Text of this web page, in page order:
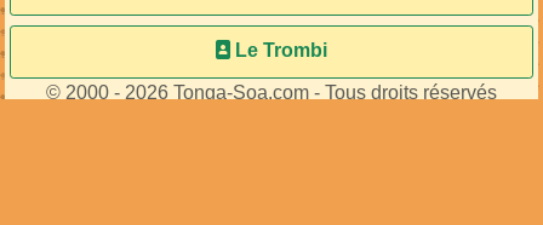
Le Trombi
© 2000 - 2026 Tonga-Soa.com - Tous droits réservés